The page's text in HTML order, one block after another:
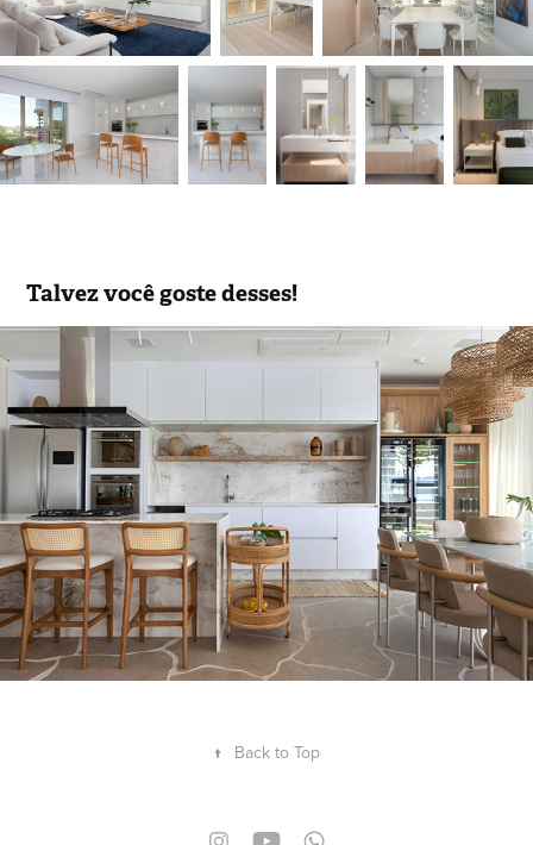
Talvez você goste desses!
Difirenze Arquitetura | Cantuga
2025
↑ Back to Top